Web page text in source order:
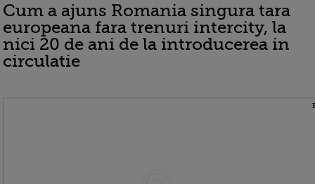
Cum a ajuns Romania singura tara
europeana fara trenuri intercity, la
nici 20 de ani de la introducerea in
circulatie